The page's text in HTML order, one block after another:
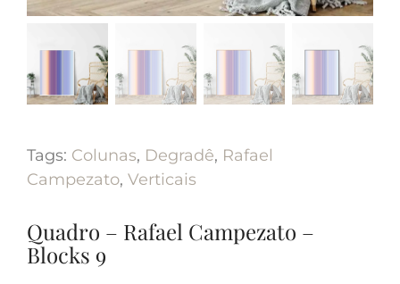
Tags: Colunas, Degradê, Rafael
Campezato, Verticais
Quadro – Rafael Campezato –
Blocks 9